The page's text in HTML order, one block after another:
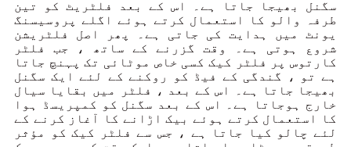
سگنل بھیجا جاتا ہے۔ اس کے بعد فلٹریٹ کو تین
طرفہ والو کا استعمال کرتے ہوئے اگلے پروسیسنگ
یونٹ میں ہدایت کی جاتی ہے۔ پھر اصل فلٹریشن
شروع ہوتی ہے۔ وقت گزرنے کے ساتھ ، جب فلٹر
کارتوس پر فلٹر کیک کسی خاص موٹائی تک پہنچ جاتا
ہے تو ، گندگی کے فیڈ کو روکنے کے لئے ایک سگنل
بھیجا جاتا ہے۔ اس کے بعد ، فلٹر میں بقایا سیال
خارج ہوجاتا ہے۔ اس کے بعد سگنل کو کمپریسڈ ہوا
کا استعمال کرتے ہوئے بیک اڑانے کا آغاز کرنے کے
لئے چالو کیا جاتا ہے ، جس سے فلٹر کیک کو مؤثر